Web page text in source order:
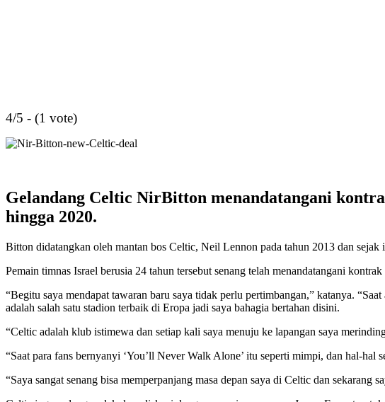
4/5 - (1 vote)
Gelandang Celtic NirBitton menandatangani
hingga 2020.
Bitton didatangkan oleh mantan bos Celtic, Neil Lennon pada tahun 2013 dan
Pemain timnas Israel berusia 24 tahun tersebut senang telah menandatangani
“Begitu saya mendapat tawaran baru saya tidak perlu pertimbangan,” katanya.
adalah salah satu stadion terbaik di Eropa jadi saya bahagia bertahan disini.
“Celtic adalah klub istimewa dan setiap kali saya menuju ke lapangan saya
“Saat para fans bernyanyi ‘You’ll Never Walk Alone’ itu seperti mimpi, dan hal-
“Saya sangat senang bisa memperpanjang masa depan saya di Celtic dan